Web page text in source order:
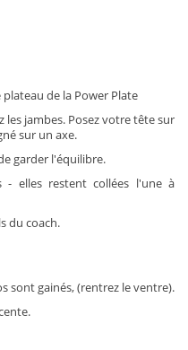
de la Power Plate
les jambes. Posez votre tête sur
sur un axe.
garder l'équilibre.
- elles restent collées l'une à
du coach.
sont gainés, (rentrez le ventre).